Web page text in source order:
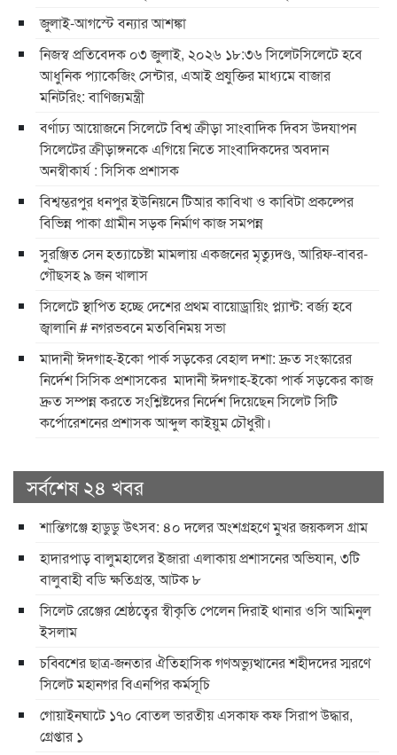
জুলাই-আগস্টে বন্যার আশঙ্কা
নিজস্ব প্রতিবেদক ০৩ জুলাই, ২০২৬ ১৮:৩৬ সিলেটসিলেটে হবে
আধুনিক প্যাকেজিং সেন্টার, এআই প্রযুক্তির মাধ্যমে বাজার
মনিটরিং: বাণিজ্যমন্ত্রী
বর্ণাঢ্য আয়োজনে সিলেটে বিশ্ব ক্রীড়া সাংবাদিক দিবস উদযাপন
সিলেটের ক্রীড়াঙ্গনকে এগিয়ে নিতে সাংবাদিকদের অবদান
অনস্বীকার্য : সিসিক প্রশাসক
বিশ্বম্ভরপুর ধনপুর ইউনিয়নে টিআর কাবিখা ও কাবিটা প্রকল্পের
বিভিন্ন পাকা গ্রামীন সড়ক নির্মাণ কাজ সমপন্ন
সুরঞ্জিত সেন হত্যাচেষ্টা মামলায় একজনের মৃত্যুদণ্ড, আরিফ-বাবর-
গৌছসহ ৯ জন খালাস
​সিলেটে স্থাপিত হচ্ছে দেশের প্রথম বায়োড্রায়িং প্ল্যান্ট: বর্জ্য হবে
জ্বালানি ​# নগরভবনে মতবিনিময় সভা
​মাদানী ঈদগাহ-ইকো পার্ক সড়কের বেহাল দশা: দ্রুত সংস্কারের
নির্দেশ সিসিক প্রশাসকের ​ ​মাদানী ঈদগাহ-ইকো পার্ক সড়কের কাজ
দ্রুত সম্পন্ন করতে সংশ্লিষ্টদের নির্দেশ দিয়েছেন সিলেট সিটি
কর্পোরেশনের প্রশাসক আব্দুল কাইয়ুম চৌধুরী।
সর্বশেষ ২৪ খবর
শান্তিগঞ্জে হাডুডু উৎসব: ৪০ দলের অংশগ্রহণে মুখর জয়কলস গ্রাম
হাদারপাড় বালুমহালের ইজারা এলাকায় প্রশাসনের অভিযান, ৩টি
বালুবাহী বডি ক্ষতিগ্রস্ত, আটক ৮
সিলেট রেঞ্জের শ্রেষ্ঠত্বের স্বীকৃতি পেলেন দিরাই থানার ওসি আমিনুল
ইসলাম
চব্বিশের ছাত্র-জনতার ঐতিহাসিক গণঅভ্যুত্থানের শহীদদের স্মরণে
সিলেট মহানগর বিএনপির কর্মসূচি
গোয়াইনঘাটে ১৭০ বোতল ভারতীয় এসকাফ কফ সিরাপ উদ্ধার,
গ্রেপ্তার ১